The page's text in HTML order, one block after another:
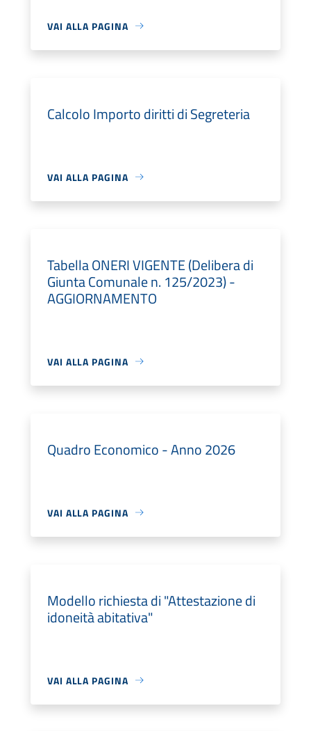
VAI ALLA PAGINA
Calcolo Importo diritti di Segreteria
VAI ALLA PAGINA
Tabella ONERI VIGENTE (Delibera di
Giunta Comunale n. 125/2023) -
AGGIORNAMENTO
VAI ALLA PAGINA
Quadro Economico - Anno 2026
VAI ALLA PAGINA
Modello richiesta di "Attestazione di
idoneità abitativa"
VAI ALLA PAGINA